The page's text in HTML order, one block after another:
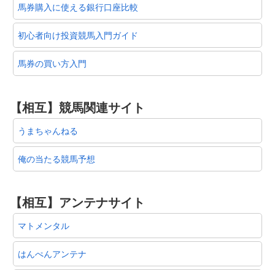
馬券購入に使える銀行口座比較
初心者向け投資競馬入門ガイド
馬券の買い方入門
【相互】競馬関連サイト
うまちゃんねる
俺の当たる競馬予想
【相互】アンテナサイト
マトメンタル
はんぺんアンテナ